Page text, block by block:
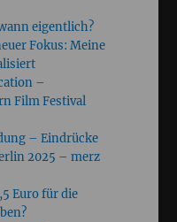
eigentlich?
Fokus: Meine
–
Film Festival
– Eindrücke
2025 – merz
Euro für die